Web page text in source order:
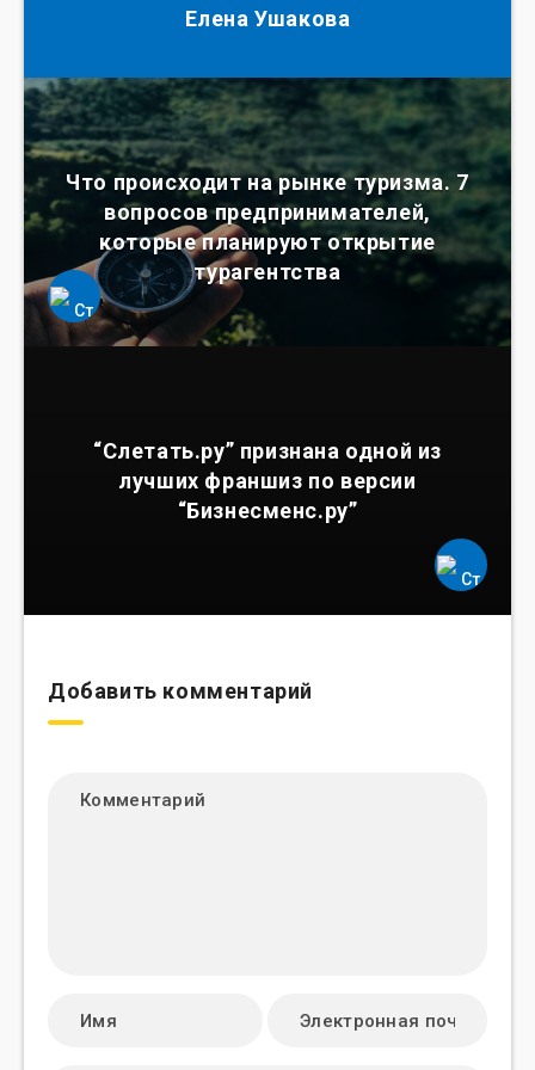
Елена Ушакова
Что происходит на рынке туризма. 7
вопросов предпринимателей,
которые планируют открытие
турагентства
“Слетать.ру” признана одной из
лучших франшиз по версии
“Бизнесменс.ру”
Добавить комментарий